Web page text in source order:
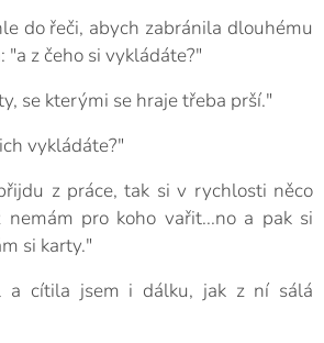
do řeči, abych zabránila dlouhému
"a z čeho si vykládáte?"
se kterými se hraje třeba prší."
vykládáte?"
z práce, tak si v rychlosti něco
pro koho vařit...no a pak si
si karty."
a cítila jsem i dálku, jak z ní sálá